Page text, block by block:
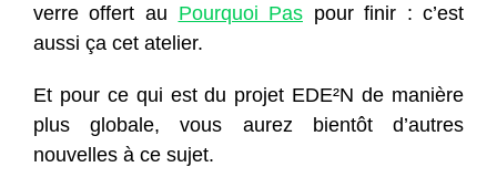
verre offert au Pourquoi Pas pour finir : c’est
aussi ça cet atelier.
Et pour ce qui est du projet EDE²N de manière
plus globale, vous aurez bientôt d’autres
nouvelles à ce sujet.